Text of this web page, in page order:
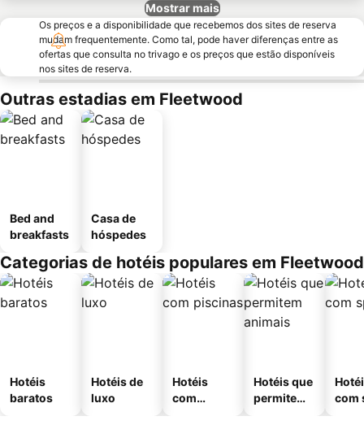
Mostrar mais
Os preços e a disponibilidade que recebemos dos sites de reserva
mudam frequentemente. Como tal, pode haver diferenças entre as
ofertas que consulta no trivago e os preços que estão disponíveis
nos sites de reserva.
Outras estadias em Fleetwood
Bed and
breakfasts
Casa de
hóspedes
Categorias de hotéis populares em Fleetwood
Hotéis
baratos
Hotéis de
luxo
Hotéis
com
Hotéis que
permitem
com